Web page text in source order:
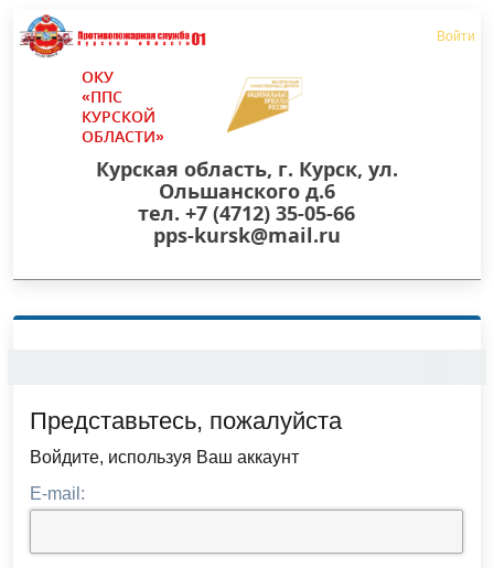
Войти
ОКУ
«ППС
КУРСКОЙ
ОБЛАСТИ»
Курская область, г. Курск, ул.
Ольшанского д.6
тел. +7 (4712) 35-05-66
pps-kursk@mail.ru
Представьтесь, пожалуйста
Войдите, используя Ваш аккаунт
E-mail: